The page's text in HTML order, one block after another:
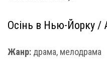
Осінь в Нью-Йорку /
Жанр: драма, мелодрама